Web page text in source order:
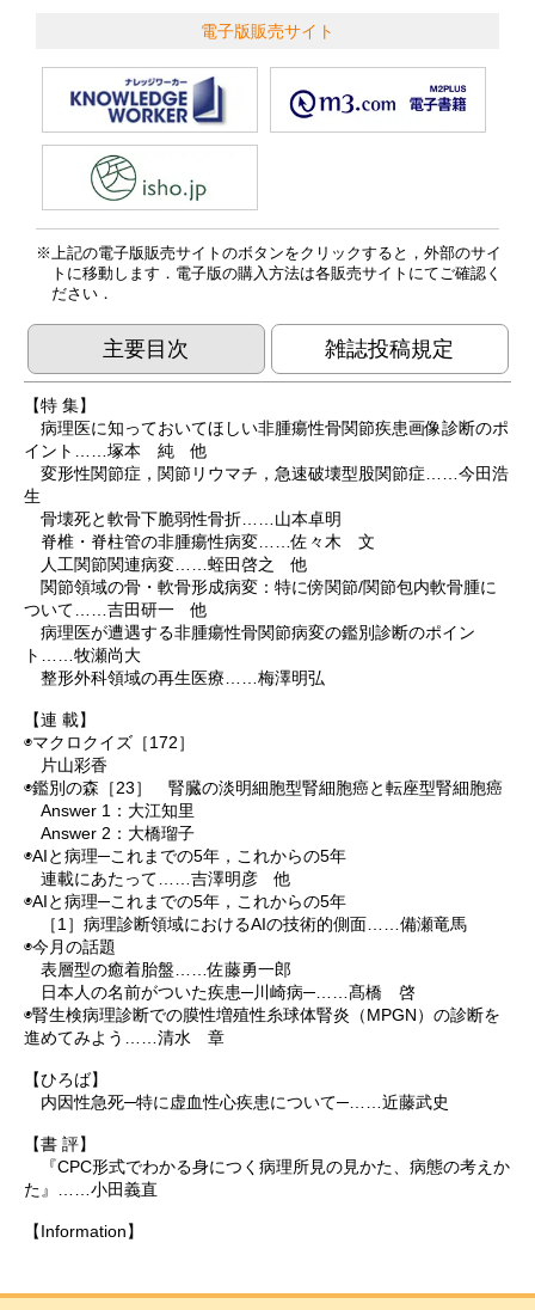
電子版販売サイト
上記の電子版販売サイトのボタンをクリックすると，外部のサイ
トに移動します．電子版の購入方法は各販売サイトにてご確認く
ださい．
主要目次 雑誌投稿規定
【特 集】
病理医に知っておいてほしい非腫瘍性骨関節疾患画像診断のポ
イント……塚本 純 他
変形性関節症，関節リウマチ，急速破壊型股関節症……今田浩
生
骨壊死と軟骨下脆弱性骨折……山本卓明
脊椎・脊柱管の非腫瘍性病変……佐々木 文
人工関節関連病変……蛭田啓之 他
関節領域の骨・軟骨形成病変：特に傍関節/関節包内軟骨腫に
ついて……吉田研一 他
病理医が遭遇する非腫瘍性骨関節病変の鑑別診断のポイン
ト……牧瀬尚大
整形外科領域の再生医療……梅澤明弘
【連 載】
◉マクロクイズ［172］
片山彩香
◉鑑別の森［23］ 腎臓の淡明細胞型腎細胞癌と転座型腎細胞癌
Answer 1：大江知里
Answer 2：大橋瑠子
◉AIと病理─これまでの5年，これからの5年
連載にあたって……吉澤明彦 他
◉AIと病理─これまでの5年，これからの5年
［1］病理診断領域におけるAIの技術的側面……備瀬竜馬
◉今月の話題
表層型の癒着胎盤……佐藤勇一郎
日本人の名前がついた疾患─川崎病─……髙橋 啓
◉腎生検病理診断での膜性増殖性糸球体腎炎（MPGN）の診断を
進めてみよう……清水 章
【ひろば】
内因性急死─特に虚血性心疾患について─……近藤武史
【書 評】
『CPC形式でわかる身につく病理所見の見かた、病態の考えか
た』……小田義直
【Information】